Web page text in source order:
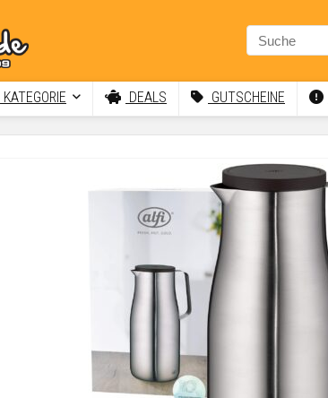
KATEGORIE DEALS GUTSCHEINE